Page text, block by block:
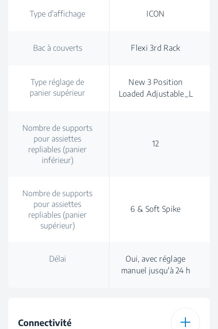
Type d'affichage ICON
Bac à couverts Flexi 3rd Rack
Type réglage de
panier supérieur
New 3 Position
Loaded Adjustable_L
Nombre de supports
pour assiettes
repliables (panier
inférieur)
12
Nombre de supports
pour assiettes
repliables (panier
supérieur)
6 & Soft Spike
Délai
Oui, avec réglage
manuel jusqu'à 24 h
Connectivité